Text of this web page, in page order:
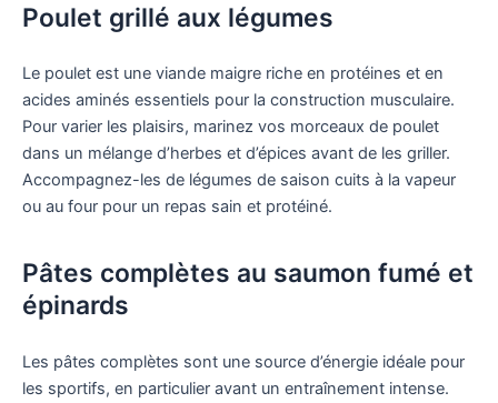
Poulet grillé aux légumes
Le poulet est une viande maigre riche en protéines et en
acides aminés essentiels pour la construction musculaire.
Pour varier les plaisirs, marinez vos morceaux de poulet
dans un mélange d’herbes et d’épices avant de les griller.
Accompagnez-les de légumes de saison cuits à la vapeur
ou au four pour un repas sain et protéiné.
Pâtes complètes au saumon fumé et
épinards
Les pâtes complètes sont une source d’énergie idéale pour
les sportifs, en particulier avant un entraînement intense.